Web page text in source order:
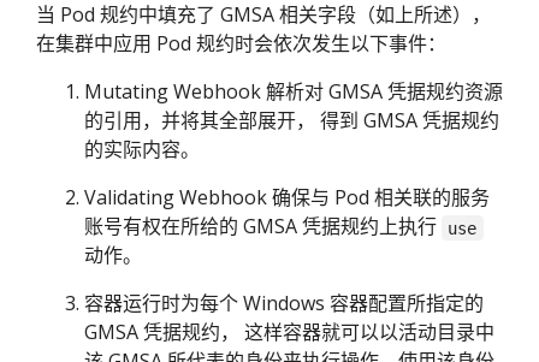
当 Pod 规约中填充了 GMSA 相关字段（如上所述），
在集群中应用 Pod 规约时会依次发生以下事件：
Mutating Webhook 解析对 GMSA 凭据规约资源
的引用，并将其全部展开， 得到 GMSA 凭据规约
的实际内容。
Validating Webhook 确保与 Pod 相关联的服务
账号有权在所给的 GMSA 凭据规约上执行
use
动作。
容器运行时为每个 Windows 容器配置所指定的
GMSA 凭据规约， 这样容器就可以以活动目录中